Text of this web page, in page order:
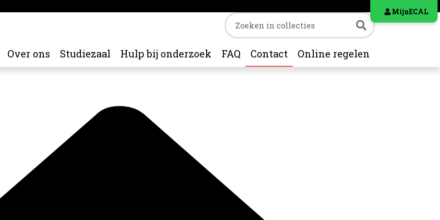
MijnECAL
Trefwoord Zoeken
Over ons Studiezaal Hulp bij onderzoek FAQ Contact Online regelen